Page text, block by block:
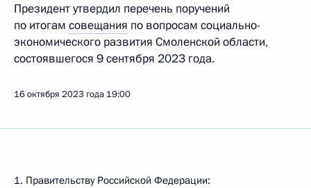
Президент утвердил перечень поручений
по итогам совещания по вопросам социально-
экономического развития Смоленской области,
состоявшегося 9 сентября 2023 года.
16 октября 2023 года 19:00
1. Правительству Российской Федерации: